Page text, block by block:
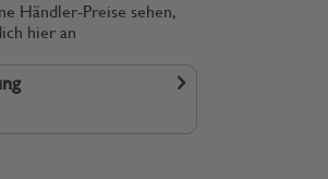
Händler-Preise sehen,
hier an